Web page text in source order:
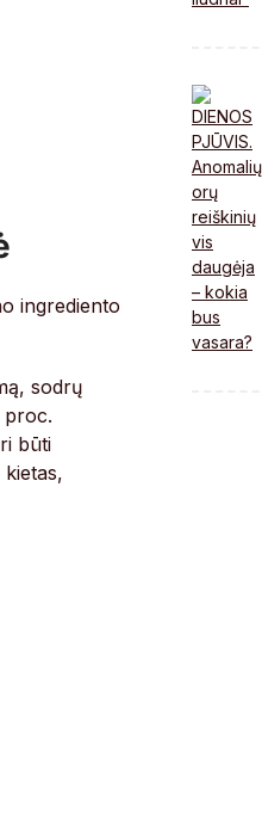
ingrediento
sodrų
proc.
būti